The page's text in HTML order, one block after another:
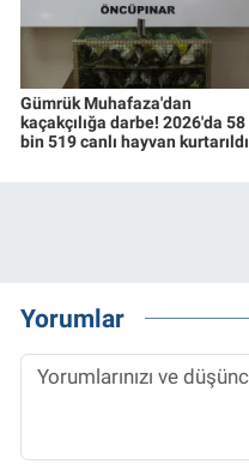
Gümrük Muhafaza'dan
kaçakçılığa darbe! 2026'da 58
bin 519 canlı hayvan kurtarıldı
Yorumlar